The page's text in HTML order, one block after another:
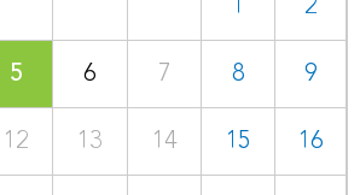
1 2
5 6 7 8 9
12 13 14 15 16